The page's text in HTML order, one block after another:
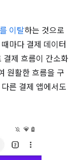
이탈하는 것으로
마다 결제 데이터
결제 흐름이 간소화
원활한 흐름을 구
른 결제 앱에서도